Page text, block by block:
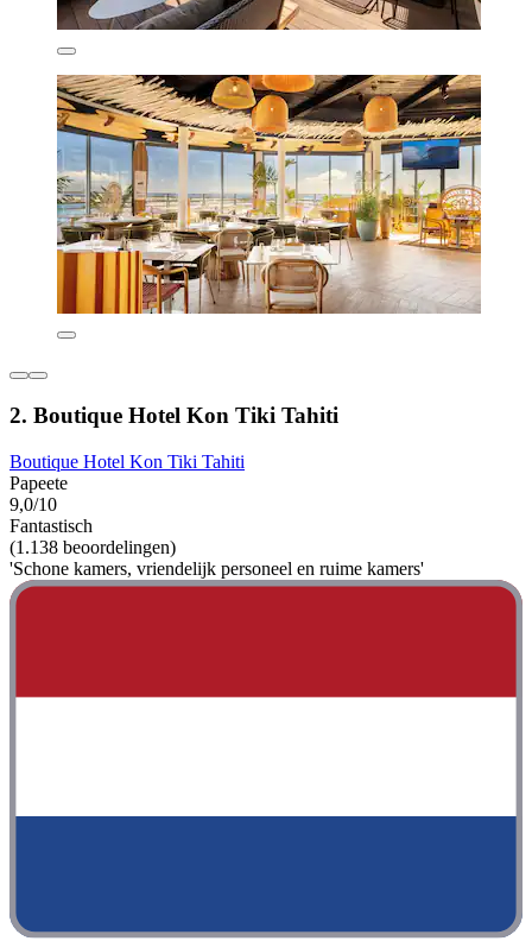
2. Boutique Hotel Kon Tiki Tahiti
Boutique Hotel Kon Tiki Tahiti
Papeete
9,0/10
Fantastisch
(1.138 beoordelingen)
'Schone kamers, vriendelijk personeel en ruime kamers'